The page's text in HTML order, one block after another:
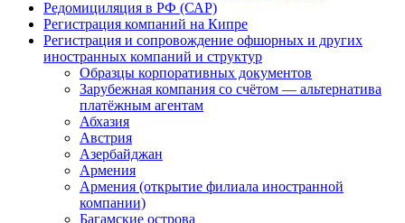
Редомициляция в РФ (САР)
Регистрация компаний на Кипре
Регистрация и сопровождение офшорных и других
иностранных компаний и структур
Образцы корпоративных документов
Зарубежная компания со счётом — альтернатива
платёжным агентам
Абхазия
Австрия
Азербайджан
Армения
Армения (открытие филиала иностранной
компании)
Багамские острова